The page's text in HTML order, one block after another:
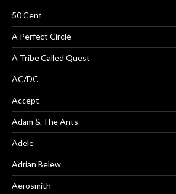
50 Cent
A Perfect Circle
A Tribe Called Quest
AC/DC
Accept
Adam & The Ants
Adele
Adrian Belew
Aerosmith